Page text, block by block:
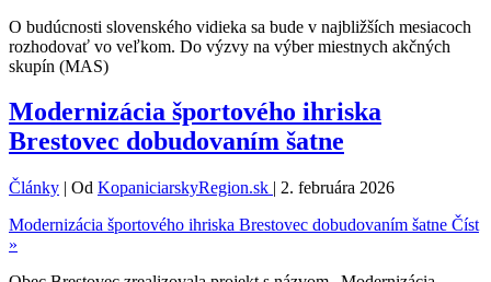
O budúcnosti slovenského vidieka sa bude v najbližších mesiacoch
rozhodovať vo veľkom. Do výzvy na výber miestnych akčných
skupín (MAS)
Modernizácia športového ihriska
Brestovec dobudovaním šatne
Články | Od KopaniciarskyRegion.sk | 2. februára 2026
Modernizácia športového ihriska Brestovec dobudovaním šatne Číst
»